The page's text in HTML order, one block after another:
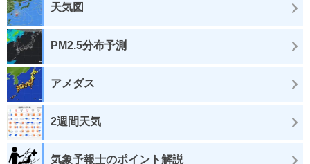
天気図
PM2.5分布予測
アメダス
2週間天気
気象予報士のポイント解説